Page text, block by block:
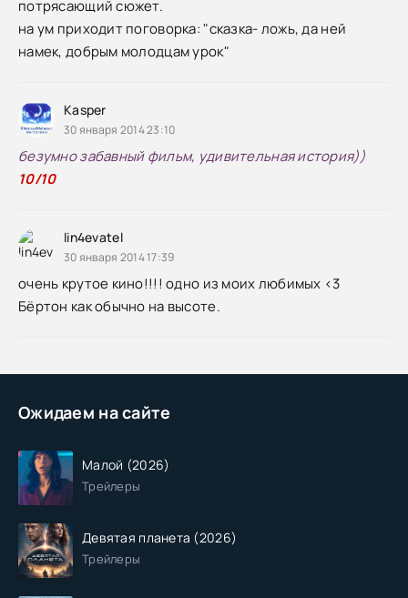
Ожидаем на сайте
Малой (2026)
Трейлеры
Девятая планета (2026)
Трейлеры
потрясающий сюжет.
на ум приходит поговорка: "сказка- ложь, да ней
намек, добрым молодцам урок"
Kasper
30 января 2014 23:10
безумно забавный фильм, удивительная история))
10/10
lin4evatel
30 января 2014 17:39
очень крутое кино!!!! одно из моих любимых <3
Бёртон как обычно на высоте.